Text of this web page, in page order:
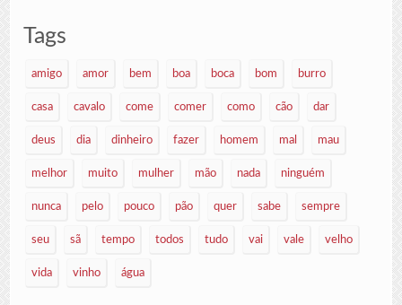
Tags
amigo amor bem boa boca bom burro
casa cavalo come comer como cão dar
deus dia dinheiro fazer homem mal mau
melhor muito mulher mão nada ninguém
nunca pelo pouco pão quer sabe sempre
seu sã tempo todos tudo vai vale velho
vida vinho água